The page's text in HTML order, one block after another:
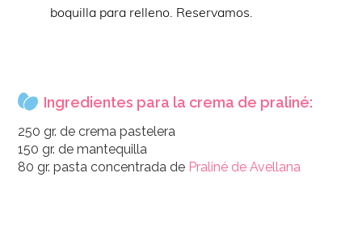
boquilla para relleno. Reservamos.
Ingredientes para la crema de praliné:
250 gr. de crema pastelera
150 gr. de mantequilla
80 gr. pasta concentrada de Praliné de Avellana